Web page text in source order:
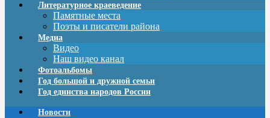
Литературное краеведение
Памятные места
Поэты и писатели района
Медиа
Видео
Наш видео канал
Фотоальбомы
Год большой и дружной семьи
Год единства народов России
Новости